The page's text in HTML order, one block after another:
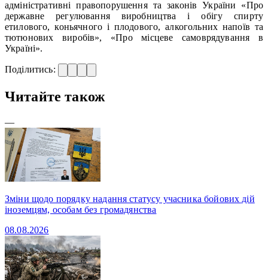
адміністративні правопорушення та законів України «Про
державне регулювання виробництва і обігу спирту
етилового, коньячного і плодового, алкогольних напоїв та
тютюнових виробів», «Про місцеве самоврядування в
Україні».
Поділитись:
Читайте також
—
Зміни щодо порядку надання статусу учасника бойових дій
іноземцям, особам без громадянства
08.08.2026